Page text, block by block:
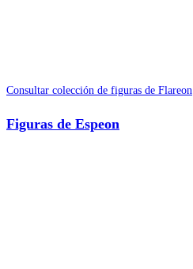
Consultar colección de figuras de Flareon
Figuras de Espeon